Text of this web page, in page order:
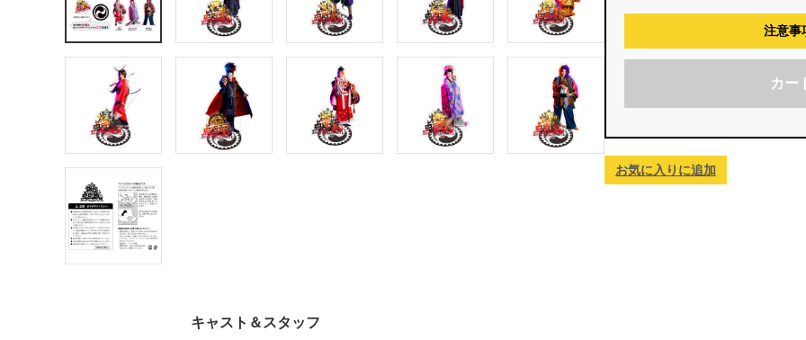
注意事
カー
お気に入りに追加
キャスト＆スタッフ